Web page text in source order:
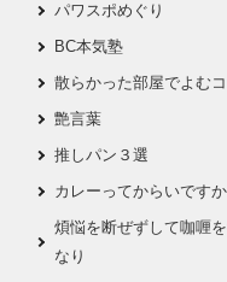
パワスポめぐり
BC本気塾
散らかった部屋でよむ
艶言葉
推しパン３選
カレーってからいですか
煩悩を断ぜずして咖喱
なり